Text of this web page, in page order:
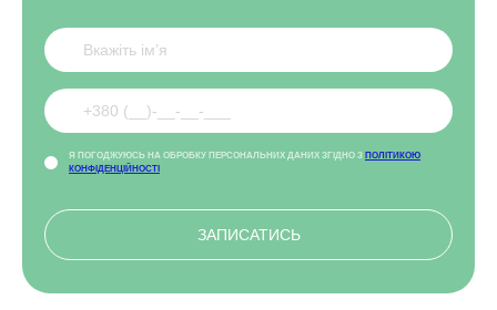
Я ПОГОДЖУЮСЬ НА ОБРОБКУ ПЕРСОНАЛЬНИХ ДАНИХ ЗГІДНО З ПОЛІТИКОЮ
КОНФІДЕНЦІЙНОСТІ